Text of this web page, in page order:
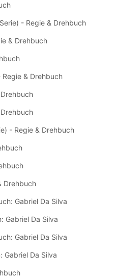
- Regie & Drehbuch
& Drehbuch
& Drehbuch
- Regie & Drehbuch
Drehbuch
Gabriel Da Silva
Gabriel Da Silva
Gabriel Da Silva
Gabriel Da Silva